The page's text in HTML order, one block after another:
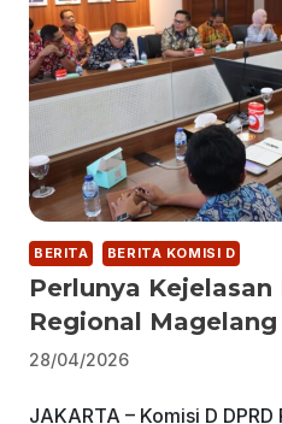
BERITA BERITA KOMISI D
Perlunya Kejelasan
Regional Magelang
28/04/2026
JAKARTA – Komisi D